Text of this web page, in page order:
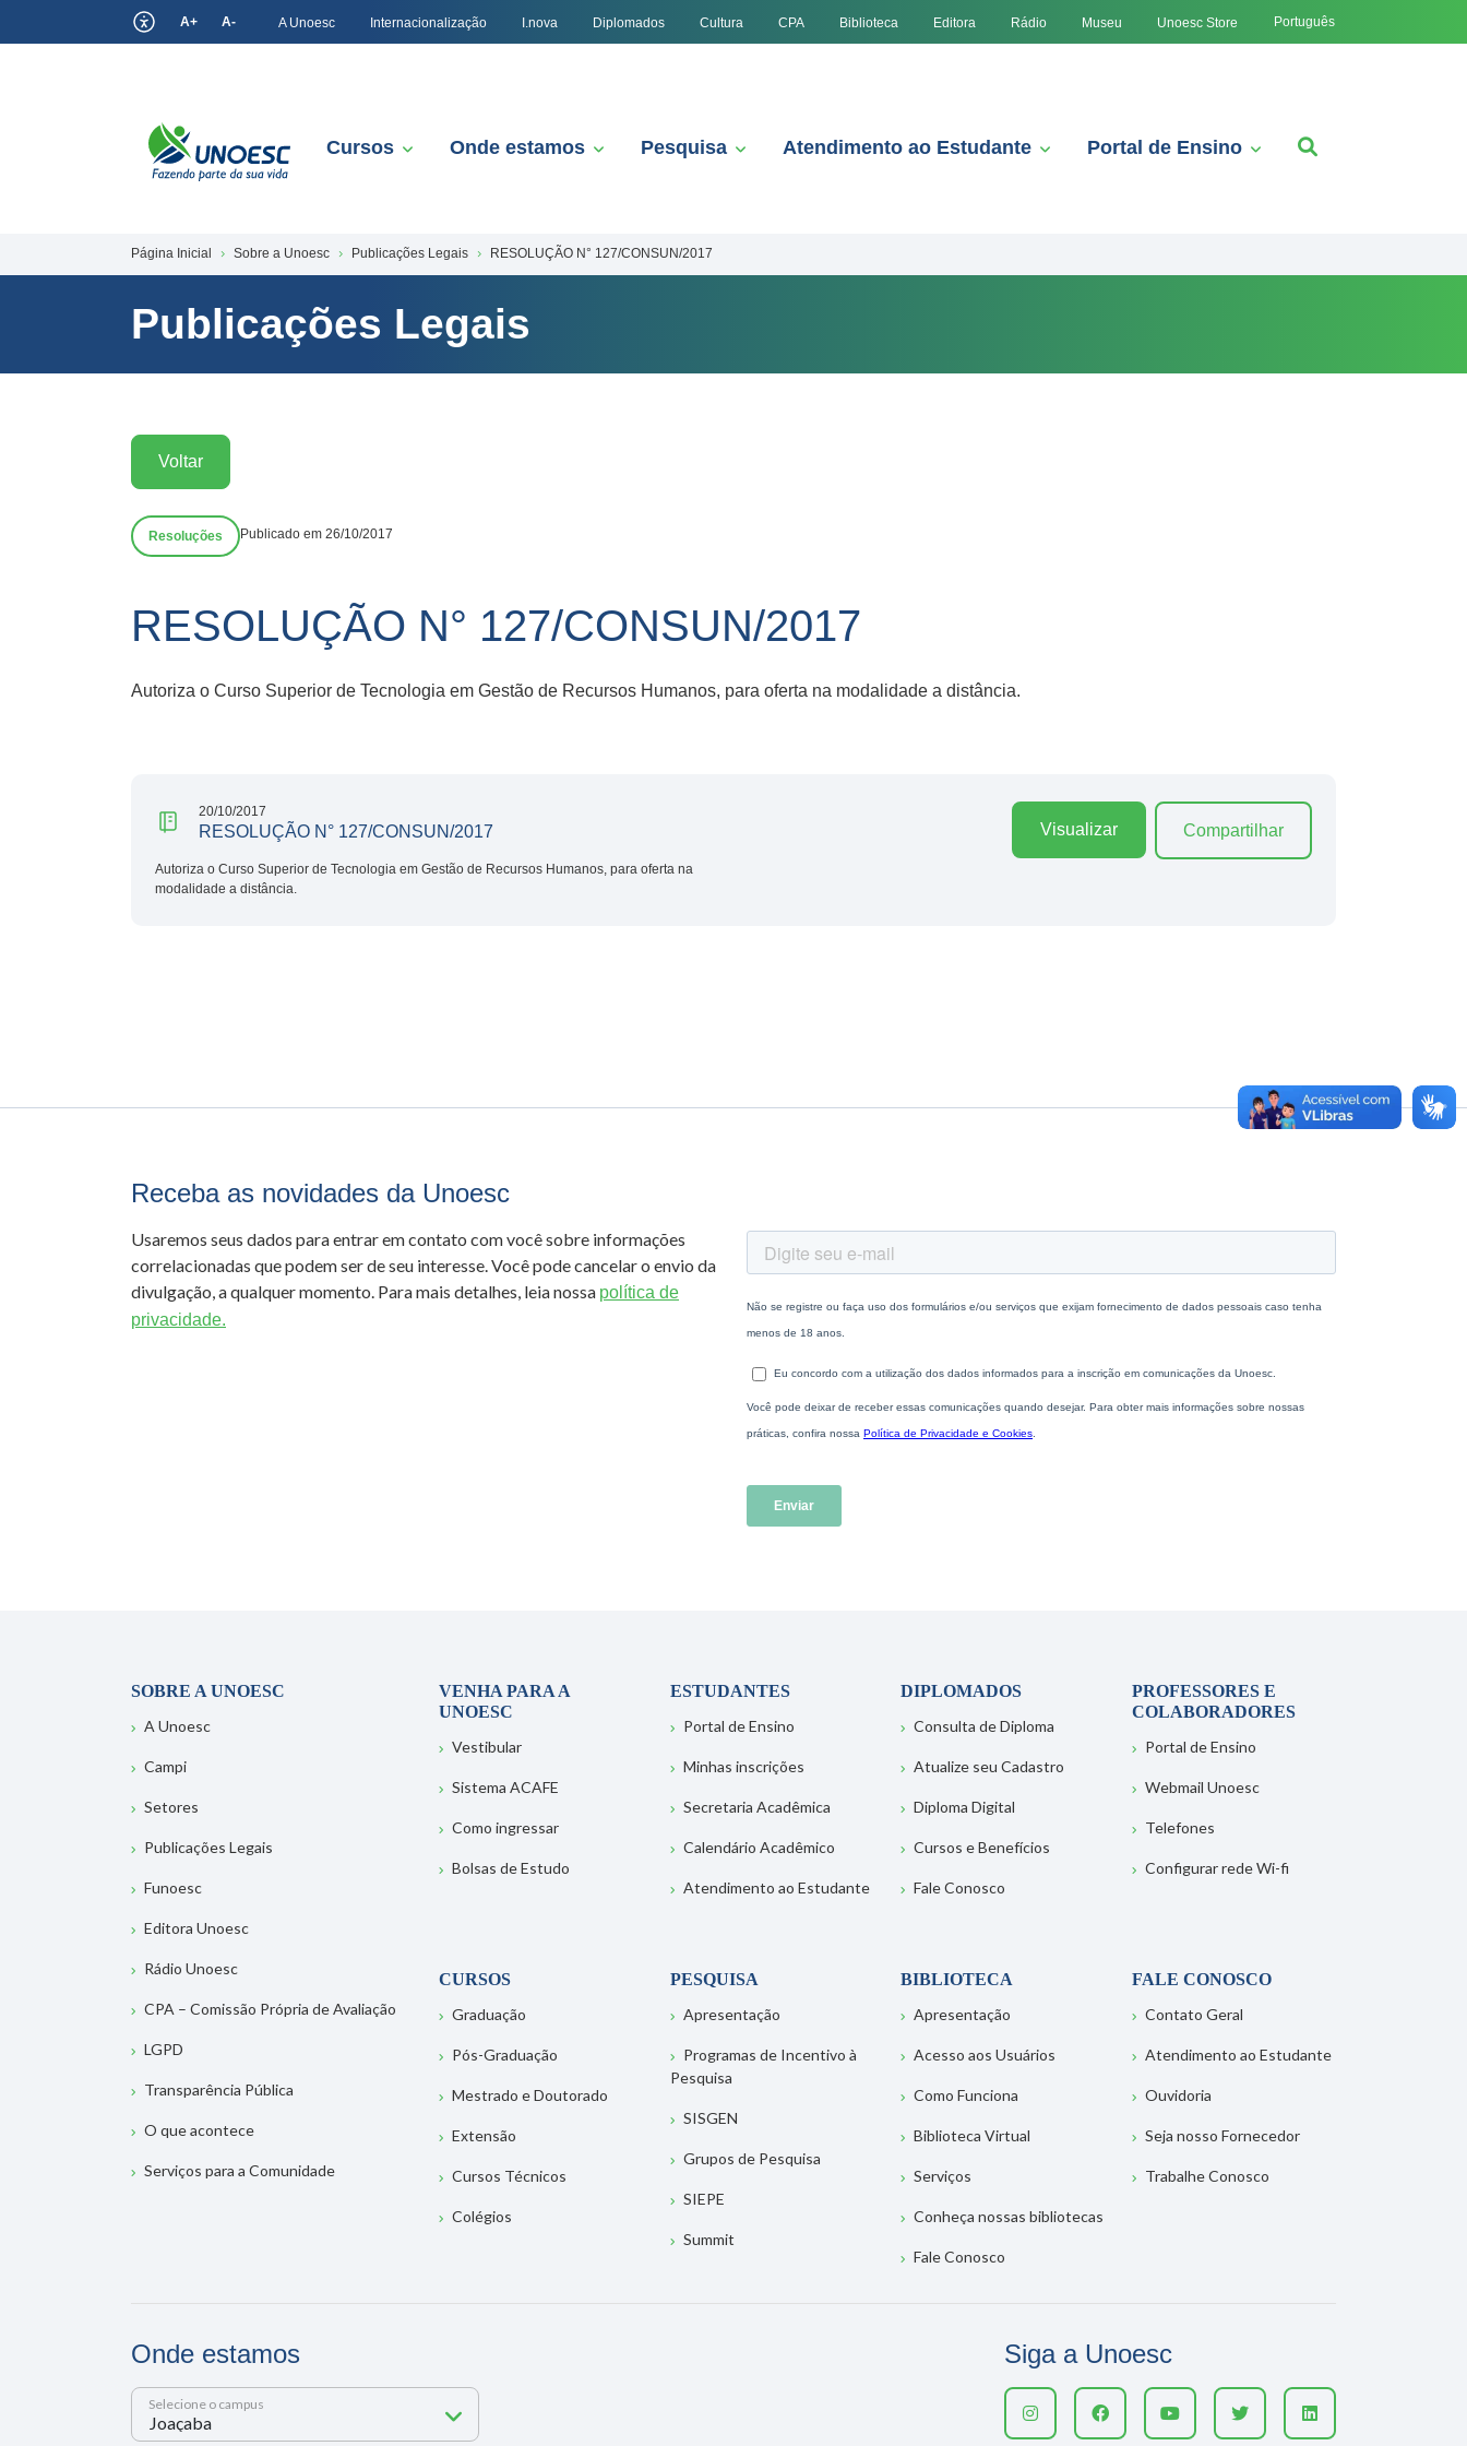
A+ A- A Unoesc Internacionalização I.nova Diplomados Cultura CPA Biblioteca Editora Rádio Museu Unoesc Store Português
Cursos Onde estamos Pesquisa Atendimento ao Estudante Portal de Ensino
Página Inicial Sobre a Unoesc Publicações Legais RESOLUÇÃO N° 127/CONSUN/2017
Publicações Legais
Voltar
Resoluções Publicado em 26/10/2017
RESOLUÇÃO N° 127/CONSUN/2017
Autoriza o Curso Superior de Tecnologia em Gestão de Recursos Humanos, para oferta na modalidade a distância.
20/10/2017
RESOLUÇÃO N° 127/CONSUN/2017
Autoriza o Curso Superior de Tecnologia em Gestão de Recursos Humanos, para oferta na
modalidade a distância.
Visualizar Compartilhar
Receba as novidades da Unoesc
Usaremos seus dados para entrar em contato com você sobre informações
correlacionadas que podem ser de seu interesse. Você pode cancelar o envio da
divulgação, a qualquer momento. Para mais detalhes, leia nossa política de
privacidade.
SOBRE A UNOESC
A Unoesc
Campi
Setores
Publicações Legais
Funoesc
Editora Unoesc
Rádio Unoesc
CPA – Comissão Própria de Avaliação
LGPD
Transparência Pública
O que acontece
Serviços para a Comunidade
VENHA PARA A
UNOESC
Vestibular
Sistema ACAFE
Como ingressar
Bolsas de Estudo
ESTUDANTES
Portal de Ensino
Minhas inscrições
Secretaria Acadêmica
Calendário Acadêmico
Atendimento ao Estudante
DIPLOMADOS
Consulta de Diploma
Atualize seu Cadastro
Diploma Digital
Cursos e Benefícios
Fale Conosco
PROFESSORES E
COLABORADORES
Portal de Ensino
Webmail Unoesc
Telefones
Configurar rede Wi-fi
CURSOS
Graduação
Pós-Graduação
Mestrado e Doutorado
Extensão
Cursos Técnicos
Colégios
PESQUISA
Apresentação
Programas de Incentivo à
Pesquisa
SISGEN
Grupos de Pesquisa
SIEPE
Summit
BIBLIOTECA
Apresentação
Acesso aos Usuários
Como Funciona
Biblioteca Virtual
Serviços
Conheça nossas bibliotecas
Fale Conosco
FALE CONOSCO
Contato Geral
Atendimento ao Estudante
Ouvidoria
Seja nosso Fornecedor
Trabalhe Conosco
Onde estamos
Selecione o campus
Siga a Unoesc